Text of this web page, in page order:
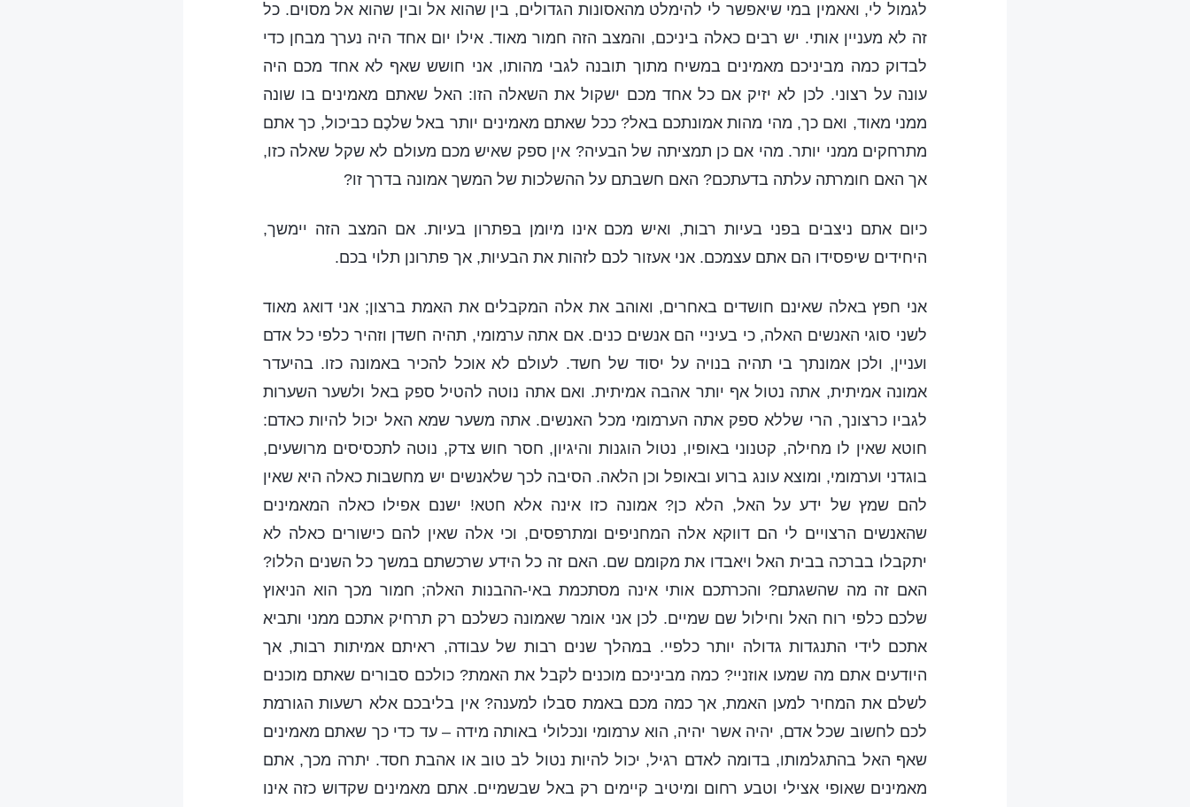
לגמול לי, ואאמין במי שיאפשר לי להימלט מהאסונות הגדולים, בין שהוא אל ובין שהוא אל מסוים. כל
זה לא מעניין אותי. יש רבים כאלה ביניכם, והמצב הזה חמור מאוד. אילו יום אחד היה נערך מבחן כדי
לבדוק כמה מביניכם מאמינים במשיח מתוך תובנה לגבי מהותו, אני חושש שאף לא אחד מכם היה
עונה על רצוני. לכן לא יזיק אם כל אחד מכם ישקול את השאלה הזו: האל שאתם מאמינים בו שונה
ממני מאוד, ואם כך, מהי מהות אמונתכם באל? ככל שאתם מאמינים יותר באל שלכֶם כביכול, כך אתם
מתרחקים ממני יותר. מהי אם כן תמציתה של הבעיה? אין ספק שאיש מכם מעולם לא שקל שאלה כזו,
אך האם חומרתה עלתה בדעתכם? האם חשבתם על ההשלכות של המשך אמונה בדרך זו?
כיום אתם ניצבים בפני בעיות רבות, ואיש מכם אינו מיומן בפתרון בעיות. אם המצב הזה יימשך,
היחידים שיפסידו הם אתם עצמכם. אני אעזור לכם לזהות את הבעיות, אך פתרונן תלוי בכם.
אני חפץ באלה שאינם חושדים באחרים, ואוהב את אלה המקבלים את האמת ברצון; אני דואג מאוד
לשני סוגי האנשים האלה, כי בעיניי הם אנשים כנים. אם אתה ערמומי, תהיה חשדן וזהיר כלפי כל אדם
ועניין, ולכן אמונתך בי תהיה בנויה על יסוד של חשד. לעולם לא אוכל להכיר באמונה כזו. בהיעדר
אמונה אמיתית, אתה נטול אף יותר אהבה אמיתית. ואם אתה נוטה להטיל ספק באל ולשער השערות
לגביו כרצונך, הרי שללא ספק אתה הערמומי מכל האנשים. אתה משער שמא האל יכול להיות כאדם:
חוטא שאין לו מחילה, קטנוני באופיו, נטול הוגנות והיגיון, חסר חוש צדק, נוטה לתכסיסים מרושעים,
בוגדני וערמומי, ומוצא עונג ברוע ובאופל וכן הלאה. הסיבה לכך שלאנשים יש מחשבות כאלה היא שאין
להם שמץ של ידע על האל, הלא כן? אמונה כזו אינה אלא חטא! ישנם אפילו כאלה המאמינים
שהאנשים הרצויים לי הם דווקא אלה המחניפים ומתרפסים, וכי אלה שאין להם כישורים כאלה לא
יתקבלו בברכה בבית האל ויאבדו את מקומם שם. האם זה כל הידע שרכשתם במשך כל השנים הללו?
האם זה מה שהשגתם? והכרתכם אותי אינה מסתכמת באי-ההבנות האלה; חמור מכך הוא הניאוץ
שלכם כלפי רוח האל וחילול שם שמיים. לכן אני אומר שאמונה כשלכם רק תרחיק אתכם ממני ותביא
אתכם לידי התנגדות גדולה יותר כלפיי. במהלך שנים רבות של עבודה, ראיתם אמיתות רבות, אך
היודעים אתם מה שמעו אוזניי? כמה מביניכם מוכנים לקבל את האמת? כולכם סבורים שאתם מוכנים
לשלם את המחיר למען האמת, אך כמה מכם באמת סבלו למענה? אין בליבכם אלא רשעות הגורמת
לכם לחשוב שכל אדם, יהיה אשר יהיה, הוא ערמומי ונכלולי באותה מידה – עד כדי כך שאתם מאמינים
שאף האל בהתגלמותו, בדומה לאדם רגיל, יכול להיות נטול לב טוב או אהבת חסד. יתרה מכך, אתם
מאמינים שאופי אצילי וטבע רחום ומיטיב קיימים רק באל שבשמיים. אתם מאמינים שקדוש כזה אינו